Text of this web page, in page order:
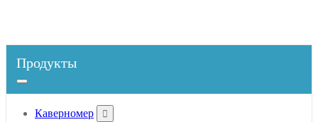
Продукты
Каверномер